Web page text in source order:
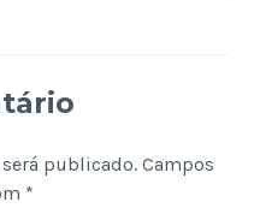
publicado. Campos
*